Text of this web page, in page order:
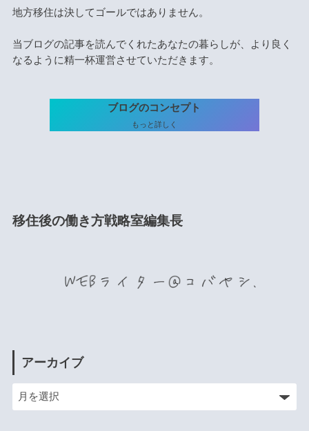
地方移住は決してゴールではありません。
当ブログの記事を読んでくれたあなたの暮らしが、より良く
なるように精一杯運営させていただきます。
ブログのコンセプト
もっと詳しく
移住後の働き方戦略室編集長
アーカイブ